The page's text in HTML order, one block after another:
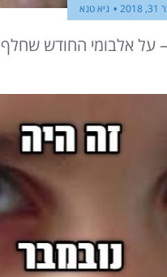
גיא טנא
על אלבומי החודש